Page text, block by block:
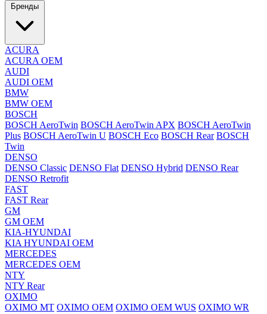
Бренды
ACURA
ACURA OEM
AUDI
AUDI OEM
BMW
BMW OEM
BOSCH
BOSCH AeroTwin BOSCH AeroTwin APX BOSCH AeroTwin
Plus BOSCH AeroTwin U BOSCH Eco BOSCH Rear BOSCH
Twin
DENSO
DENSO Classic DENSO Flat DENSO Hybrid DENSO Rear
DENSO Retrofit
FAST
FAST Rear
GM
GM OEM
KIA-HYUNDAI
KIA HYUNDAI OEM
MERCEDES
MERCEDES OEM
NTY
NTY Rear
OXIMO
OXIMO MT OXIMO OEM OXIMO OEM WUS OXIMO WR